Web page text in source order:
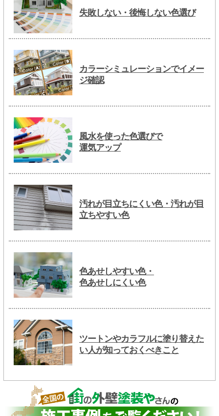
失敗しない・後悔しない色選び
カラーシミュレーションでイメー
ジ確認
風水を使った色選びで
運気アップ
汚れが目立ちにくい色・汚れが目
立ちやすい色
色あせしやすい色・
色あせしにくい色
ツートンやカラフルに塗り替えた
い人が知っておくべきこと